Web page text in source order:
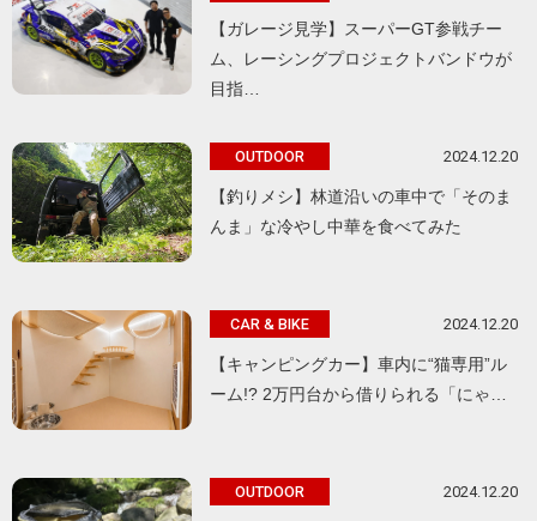
【ガレージ見学】スーパーGT参戦チー
ム、レーシングプロジェクトバンドウが
目指…
OUTDOOR 2024.12.20
【釣りメシ】林道沿いの車中で「そのま
んま」な冷やし中華を食べてみた
CAR & BIKE 2024.12.20
【キャンピングカー】車内に“猫専用”ル
ーム!? 2万円台から借りられる「にゃ…
OUTDOOR 2024.12.20